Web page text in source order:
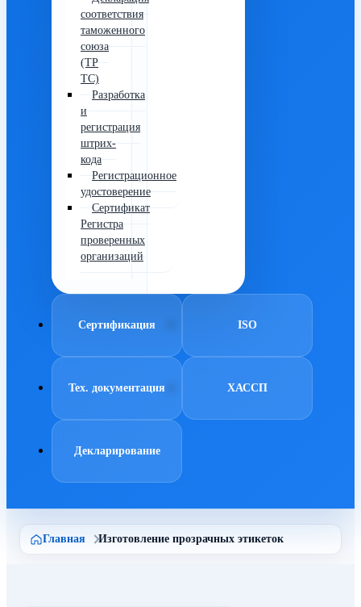
соответствия
таможенного
союза
(ТР
ТС)
Разработка
и
регистрация
штрих-
кода
Регистрационное
удостоверение
Сертификат
Регистра
проверенных
организаций
Сертификация ISO
Тех. документация ХАССП
Декларирование
Главная Изготовление прозрачных этикеток